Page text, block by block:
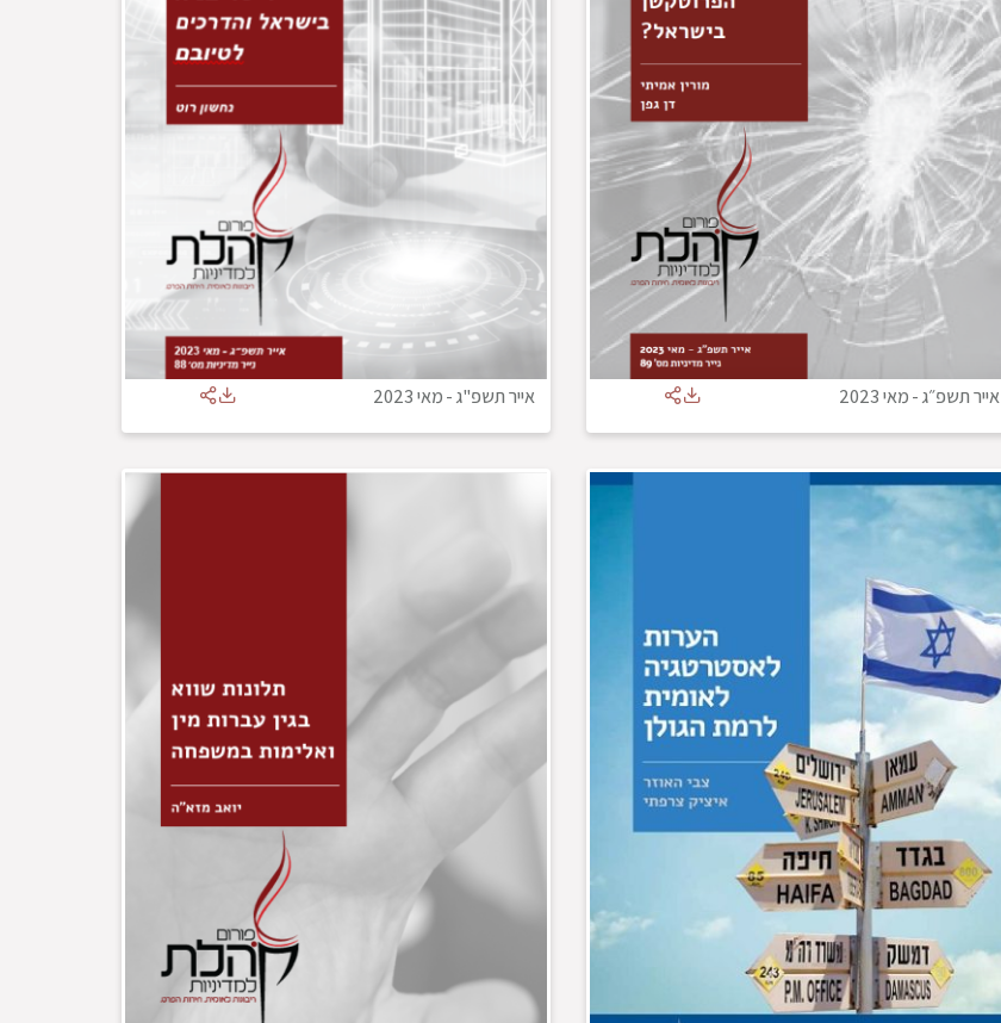
אייר תשפ״ג-מאי 2023 אייר תשפ"ג-מאי 2023